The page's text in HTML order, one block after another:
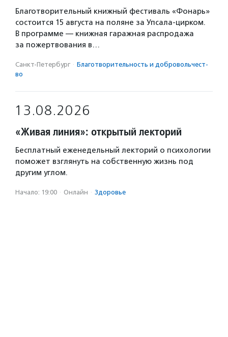
Благотворительный книжный фестиваль «Фонарь»
состоится 15 августа на поляне за Упсала-цирком.
В программе — книжная гаражная распродажа
за пожертвования в…
Санкт-Петербург · Благотвори­тель­ность и доброволь­чест­
во
13.08.2026
«Живая линия»: открытый лекторий
Бесплатный еженедельный лекторий о психологии
поможет взглянуть на собственную жизнь под
другим углом.
Начало: 19:00 · Онлайн · Здоровье